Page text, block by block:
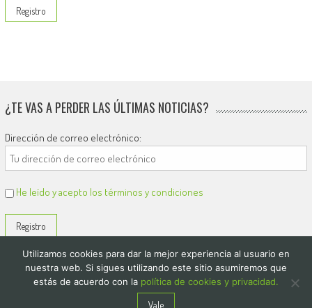
¿TE VAS A PERDER LAS ÚLTIMAS NOTICIAS?
Dirección de correo electrónico:
He leído y acepto los términos y condiciones
El Diario de Colón
Utilizamos cookies para dar la mejor experiencia al usuario en
nuestra web. Si sigues utilizando este sitio asumiremos que
estás de acuerdo con la política de cookies y privacidad.
Vale